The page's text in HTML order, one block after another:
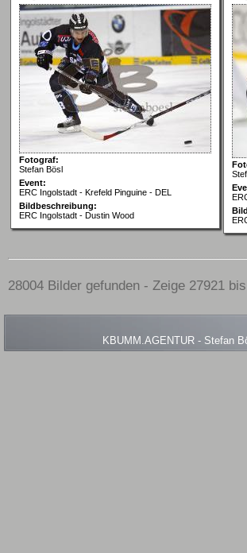
Fotograf:
Stefan Bösl
Event:
ERC Ingolstadt - Krefeld Pinguine - DEL
Bildbeschreibung:
ERC Ingolstadt - Dustin Wood
28004 Bilder gefunden - Zeige 27921
KBUMM.AGENTUR - Stefan